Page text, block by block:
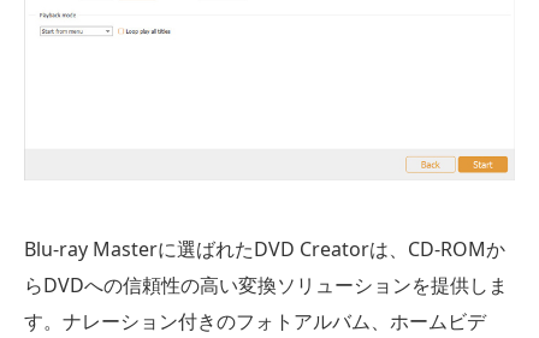
Blu-ray Masterに選ばれたDVD Creatorは、CD-ROMか
らDVDへの信頼性の高い変換ソリューションを提供しま
す。ナレーション付きのフォトアルバム、ホームビデ